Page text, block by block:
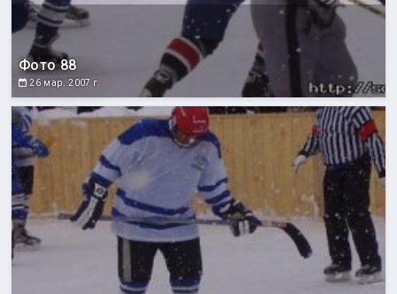
Фото 88
26 мар. 2007 г.